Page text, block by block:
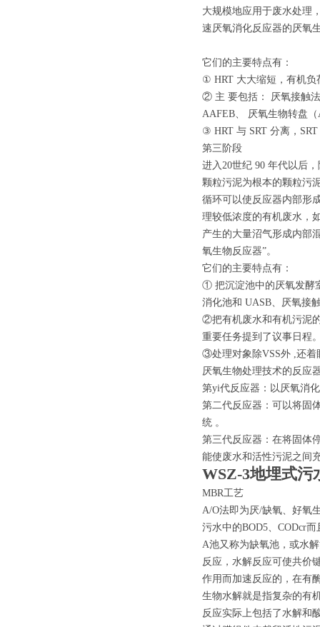
大规模地应用于废水处理
速厌氧消化反应器的厌氧
它们的主要特点有：
① HRT 大大缩短，有机负
② 主 要包括： 厌氧接触
AAFEB、 厌氧生物转盘
③ HRT 与 SRT 分离，
第三阶段
进入20世纪 90 年代以后
颗粒污泥为根本的颗粒污
循环可以使反应器内部形
理较低浓度的有机废水，
产生的大量沼气形成内部
氧生物反应器”。
它们的主要特点有：
① 把沉淀池中的厌氧发酵
消化池和 UASB、厌氧接
②把有机废水和有机污泥
重要任务提到了议事日程
③处理对象除VSS外 ,还着
厌氧生物处理技术的反应
第yi代反应器：以厌氧消
第二代反应器：可以将固
统 。
第三代反应器：在将固体
能使废水和活性污泥之间
WSZ-3地埋式污
MBR工艺
A/O法即为厌/缺氧、好氧
污水中的BOD5、CODcr
A池又称为缺氧池，或水
反应，水解反应可使共价
作用而加速反应的，在有
生物水解就是指复杂的有
反应实际上包括了水解和